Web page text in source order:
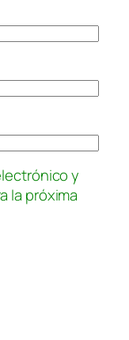
y
la próxima